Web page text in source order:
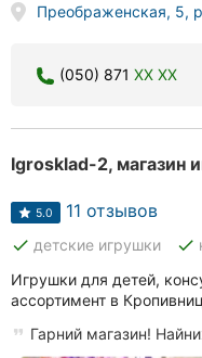
Преображенская, 5,
(050) 871 XX XX
Igrosklad-2, магазин
5.0 11 отзывов
done детские игрушки done
Игрушки для детей,
ассортимент в
Гарний магазин!